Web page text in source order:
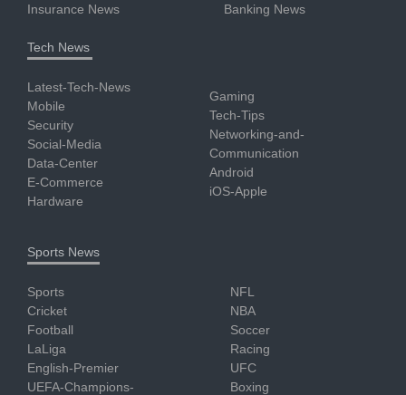
Insurance News
Banking News
Tech News
Latest-Tech-News
Mobile
Security
Social-Media
Data-Center
E-Commerce
Hardware
Gaming
Tech-Tips
Networking-and-
Communication
Android
iOS-Apple
Sports News
Sports
Cricket
Football
LaLiga
English-Premier
UEFA-Champions-
NFL
NBA
Soccer
Racing
UFC
Boxing